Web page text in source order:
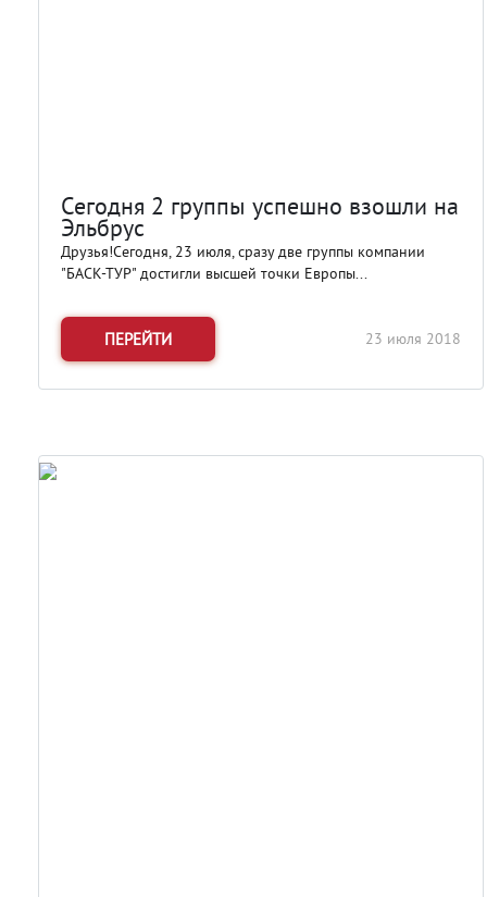
Сегодня 2 группы успешно взошли на
Эльбрус
Друзья!Сегодня, 23 июля, сразу две группы компании
"БАСК-ТУР" достигли высшей точки Европы...
ПЕРЕЙТИ 23 июля 2018